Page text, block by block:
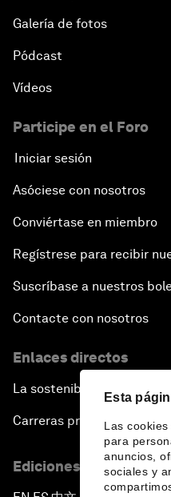
Esta
Las
para
anuncios,
sociales y
Galería de fotos
Pódcast
Vídeos
Participe en el Foro
Iniciar sesión
Asóciese con nosotros
Conviértase en miembro
Regístrese para recibir
Suscríbase a nuestros
Contacte con nosotros
Enlaces directos
La sostenibilidad en el Foro
Carreras profesionales
Ediciones en otros